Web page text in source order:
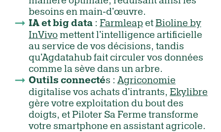
besoins en main-d'œuvre.
IA et big data : Farmleap et Bioline by
InVivomettent l'intelligence artificielle
au service de vos décisions, tandis
qu'Agdatahub fait circuler vos données
comme la sève dans un arbre.
Outils connectés : Agriconomie
digitalise vos achats d'intrants, Ekylibre
gère votre exploitation du bout des
doigts, et Piloter Sa Ferme transforme
votre smartphone en assistant agricole.